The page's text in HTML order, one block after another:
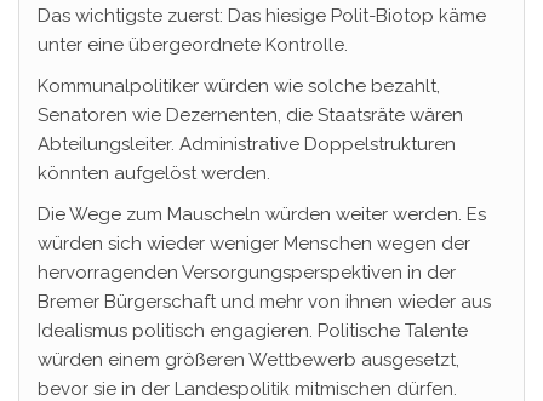
Das wichtigste zuerst: Das hiesige Polit-Biotop käme
unter eine übergeordnete Kontrolle.
Kommunalpolitiker würden wie solche bezahlt,
Senatoren wie Dezernenten, die Staatsräte wären
Abteilungsleiter. Administrative Doppelstrukturen
könnten aufgelöst werden.
Die Wege zum Mauscheln würden weiter werden. Es
würden sich wieder weniger Menschen wegen der
hervorragenden Versorgungsperspektiven in der
Bremer Bürgerschaft und mehr von ihnen wieder aus
Idealismus politisch engagieren. Politische Talente
würden einem größeren Wettbewerb ausgesetzt,
bevor sie in der Landespolitik mitmischen dürfen.